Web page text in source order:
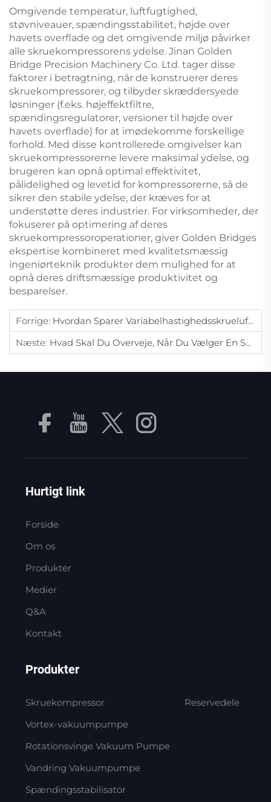
Omgivende temperatur, luftfugtighed,
støvniveauer, spændingsstabilitet, højde over
havets overflade og det omgivende miljø påvirker
alle skruekompressorens ydelse. Jinan Golden
Bridge Precision Machinery Co. Ltd. tager disse
faktorer i betragtning, når de konstruerer deres
skruekompressorer, og tilbyder skræddersyede
løsninger (f.eks. højeffektfiltre,
spændingsregulatorer, versioner til højde over
havets overflade) for at imødekomme forskellige
forhold. Med disse kontrollerede omgivelser kan
skruekompressorerne levere maksimal ydelse, og
brugeren kan opnå optimal effektivitet,
pålidelighed og levetid for kompressorerne, så de
sikrer den stabile ydelse, der kræves for at
understøtte deres industrier. For virksomheder, der
fokuserer på optimering af deres
skruekompressoroperationer, giver Golden Bridges
ekspertise kombineret med kvalitetsmæssig
ingeniørteknik produkter dem mulighed for at
opnå deres driftsmæssige produktivitet og
besparelser.
Forrige: Hvordan Sparer Variabelhastighedsskrueluftkompressorer Energi For Mellemstore Fabrikker?
Næste: Hvad Skal Du Overveje, Når Du Vælger En Spændingsregulator Til Medicinsk Udstyr?
Hurtigt link
Forside
Om os
Produkter
Medier
Q&A
Kontakt
Produkter
Skruekompressor
Vortex-vakuumpumpe
Rotationsvinge Vakuum Pumpe
Vandring Vakuumpumpe
Spændingsstabilisator
Reservedele